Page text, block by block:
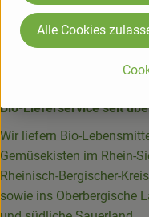
Bio-Lieferservice seit
Wir liefern Bio-
Gemüsekisten im Rhein-
Rheinisch-Bergischer-
sowie ins Oberbergische
Alle Cookies